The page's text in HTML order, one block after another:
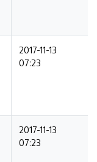
2017-11-13
07:23
2017-11-13
07:23